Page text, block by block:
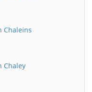
Chaleins
Chaley